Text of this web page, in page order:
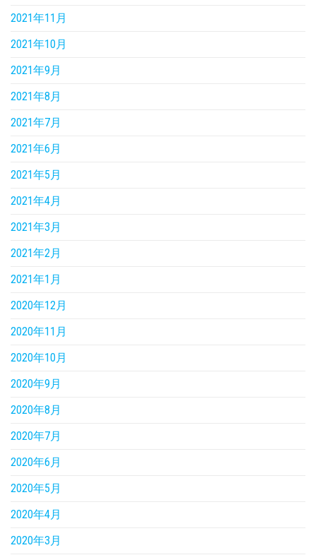
2021年11月
2021年10月
2021年9月
2021年8月
2021年7月
2021年6月
2021年5月
2021年4月
2021年3月
2021年2月
2021年1月
2020年12月
2020年11月
2020年10月
2020年9月
2020年8月
2020年7月
2020年6月
2020年5月
2020年4月
2020年3月